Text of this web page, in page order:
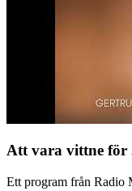
Att vara vittne för
Ett program från Radio